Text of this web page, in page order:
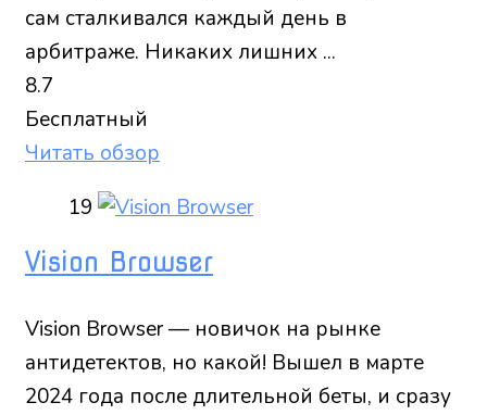
сам сталкивался каждый день в
арбитраже. Никаких лишних ...
8.7
Бесплатный
Читать обзор
19
Vision Browser
Vision Browser — новичок на рынке
антидетектов, но какой! Вышел в марте
2024 года после длительной беты, и сразу